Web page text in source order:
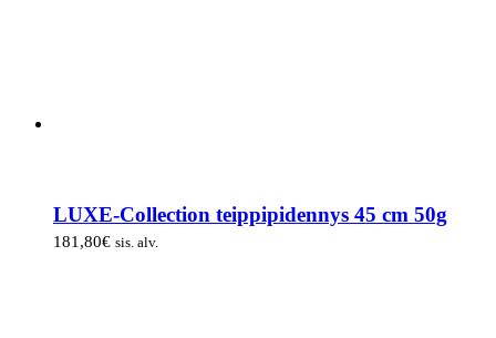
LUXE-Collection teippipidennys 45 cm 50g
181,80€ sis. alv.